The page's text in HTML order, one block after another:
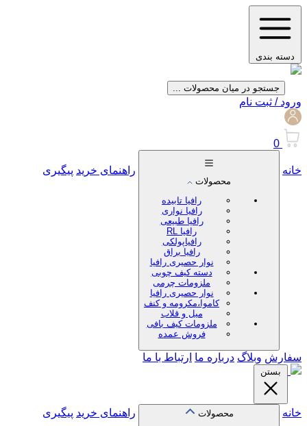
دسته بندی
جستجو در میان محصولات ...
ورود / ثبت نام
0
خانه
محصولات
رافیا تابیده
رافیا نواری
رافیا طبیعی
رافیا RL
رافیاپولکی
رافیا براق
نوار حصیری رافیا
دسته کیف چوبی
ملزومات چرمی
نوار حصیری رافیا
کاموا،مکرومه و کنف
میل و قلاب
ملزومات کیف بافی
فروش عمده
راهنمای خرید پیگیری
سفارش وبلاگ درباره ما ارتباط با ما
بستن
خانه
محصولات
راهنمای خرید پیگیری